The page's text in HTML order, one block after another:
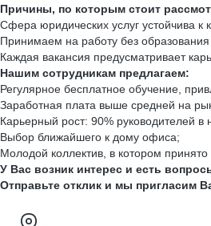
Причины, по которым стоит
Сфера юридических услуг устойчива к
Принимаем на работу без
Каждая вакансия предусматривает
Нашим сотрудникам предлагаем:
Регулярное бесплатное обучение,
Заработная плата выше средней на
Карьерный рост: 90% руководителей
Выбор ближайшего к дому офиса;
Молодой коллектив, в котором принято
У Вас возник интерес и есть
Отправьте отклик и мы пригласим